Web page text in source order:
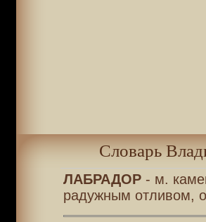
Словарь
ЛАБРАДОР- м.
радужным отливом,